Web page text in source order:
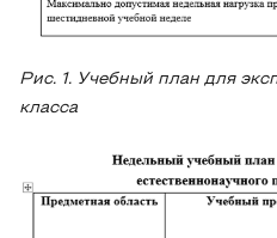
Рис. 1. Учебный план для
класса